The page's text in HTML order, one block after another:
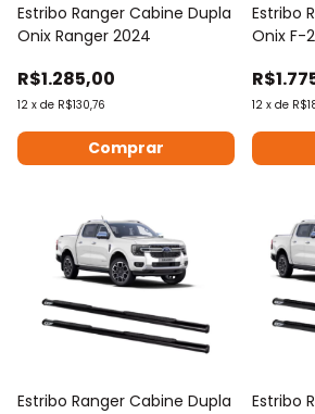
Estribo Ranger Cabine Dupla
Onix Ranger 2024
R$1.285,00
12 x de R$130,76
Estribo
Onix F-
12 x de
Estribo Ranger Cabine Dupla
Estribo